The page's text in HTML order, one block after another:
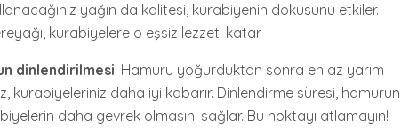
yağın da kalitesi, kurabiyenin dokusunu etkiler.
kurabiyelere o eşsiz lezzeti katar.
dinlendirilmesi. Hamuru yoğurduktan sonra en az yarım
kurabiyeleriniz daha iyi kabarır. Dinlendirme süresi, hamurun
daha gevrek olmasını sağlar. Bu noktayı atlamayın!